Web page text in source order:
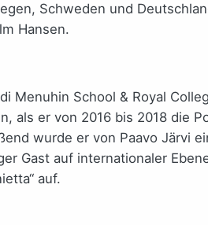
Schweden und
Hansen.
Menuhin School & Royal
als er von 2016 bis 2018 die
wurde er von Paavo Järvi
Gast auf internationaler
auf.